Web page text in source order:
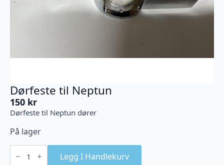
Dørfeste til Neptun
150 kr
Dørfeste til Neptun dører
På lager
Dørfeste
Legg I Handlekurv